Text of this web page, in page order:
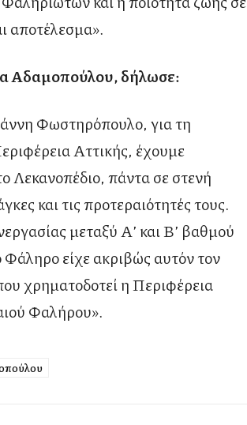
αποτέλεσμα».
Αδαμοπούλου, δήλωσε:
Φωστηρόπουλο, για τη
Αττικής, έχουμε
Λεκανοπέδιο, πάντα σε στενή
και τις προτεραιότητές τους.
μεταξύ Α’ και Β’ βαθμού
είχε ακριβώς αυτόν τον
χρηματοδοτεί η Περιφέρεια
Φαλήρου».